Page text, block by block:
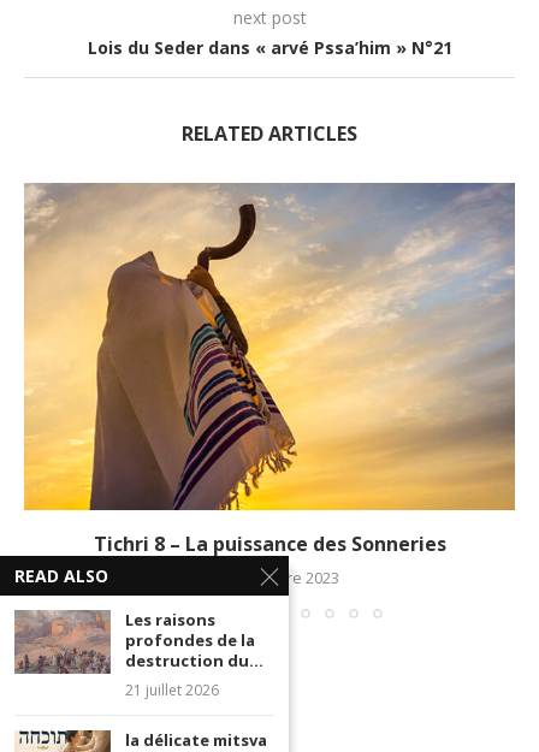
next post
Lois du Seder dans « arvé Pssa’him » N°21
RELATED ARTICLES
Tichri 8 – La puissance des Sonneries
10 septembre 2023
READ ALSO
Les raisons
profondes de la
destruction du...
21 juillet 2026
la délicate mitsva